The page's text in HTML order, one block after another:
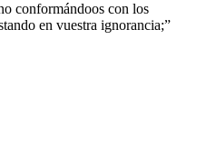
conformándoos con los
en vuestra ignorancia;”